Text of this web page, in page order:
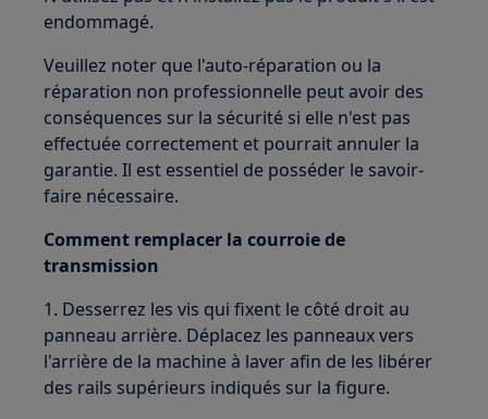
endommagé.
Veuillez noter que l'auto-réparation ou la
réparation non professionnelle peut avoir des
conséquences sur la sécurité si elle n'est pas
effectuée correctement et pourrait annuler la
garantie. Il est essentiel de posséder le savoir-
faire nécessaire.
Comment remplacer la courroie de
transmission
1. Desserrez les vis qui fixent le côté droit au
panneau arrière. Déplacez les panneaux vers
l'arrière de la machine à laver afin de les libérer
des rails supérieurs indiqués sur la figure.